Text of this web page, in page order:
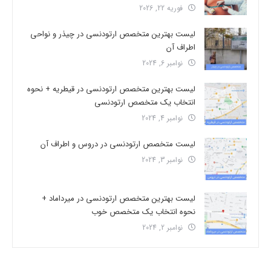
فوریه 22, 2026
لیست بهترین متخصص ارتودنسی در چیذر و نواحی
اطراف آن
نوامبر 6, 2024
لیست بهترین متخصص ارتودنسی در قیطریه + نحوه
انتخاب یک متخصص ارتودنسی
نوامبر 4, 2024
لیست متخصص ارتودنسی در دروس و اطراف آن
نوامبر 3, 2024
لیست بهترین متخصص ارتودنسی در میرداماد +
نحوه انتخاب یک متخصص خوب
نوامبر 2, 2024